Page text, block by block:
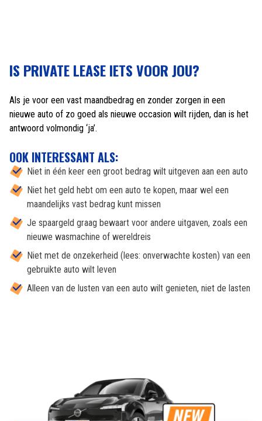
IS PRIVATE LEASE IETS VOOR JOU?
Als je voor een vast maandbedrag en zonder zorgen in een
nieuwe auto of zo goed als nieuwe occasion wilt rijden, dan is het
antwoord volmondig ‘ja’.
OOK INTERESSANT ALS:
Niet in één keer een groot bedrag wilt uitgeven aan een auto
Niet het geld hebt om een auto te kopen, maar wel een
maandelijks vast bedrag kunt missen
Je spaargeld graag bewaart voor andere uitgaven, zoals een
nieuwe wasmachine of wereldreis
Niet met de onzekerheid (lees: onverwachte kosten) van een
gebruikte auto wilt leven
Alleen van de lusten van een auto wilt genieten, niet de lasten